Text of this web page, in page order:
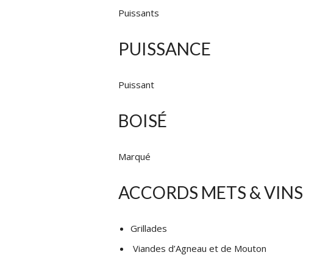
Puissants
PUISSANCE
Puissant
BOISÉ
Marqué
ACCORDS METS & VINS
Grillades
Viandes d’Agneau et de Mouton